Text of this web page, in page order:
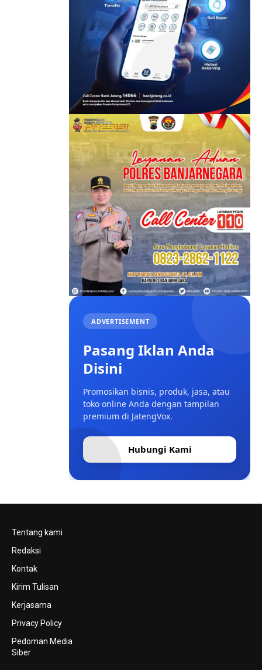
ADVERTISEMENT
Pasang Iklan Anda
Disini
Promosikan bisnis, produk, jasa, atau
toko online Anda dengan tampilan
premium di JatengVox.
Hubungi Kami
Tentang kami
Redaksi
Kontak
Kirim Tulisan
Kerjasama
Privacy Policy
Pedoman Media
Siber